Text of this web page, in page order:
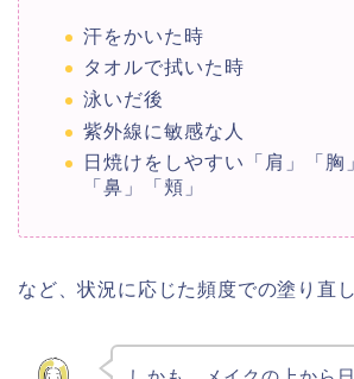
汗をかいた時
タオルで拭いた時
泳いだ後
紫外線に敏感な人
日焼けをしやすい「肩」「胸
「鼻」「頬」
など、状況に応じた頻度での塗り直